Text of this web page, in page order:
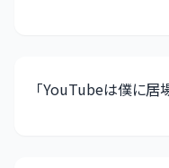
「YouTubeは僕に居